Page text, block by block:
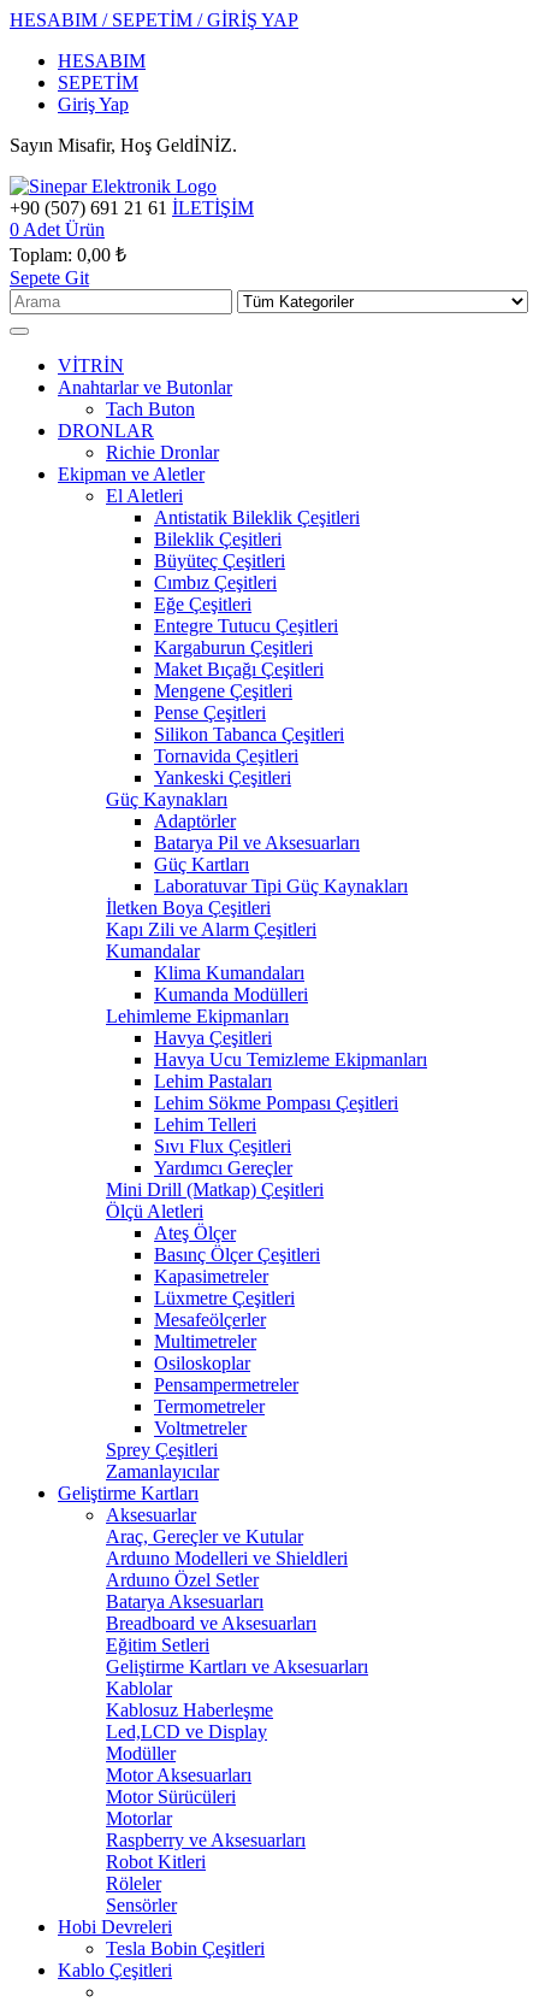
HESABIM / SEPETİM / GİRİŞ YAP
HESABIM
SEPETİM
Giriş Yap
Sayın Misafir, Hoş GeldİNİZ.
+90 (507) 691 21 61 İLETİŞİM
0 Adet Ürün
Toplam: 0,00 ₺
Sepete Git
VİTRİN
Anahtarlar ve Butonlar
Tach Buton
DRONLAR
Richie Dronlar
Ekipman ve Aletler
El Aletleri
Antistatik Bileklik Çeşitleri
Bileklik Çeşitleri
Büyüteç Çeşitleri
Cımbız Çeşitleri
Eğe Çeşitleri
Entegre Tutucu Çeşitleri
Kargaburun Çeşitleri
Maket Bıçağı Çeşitleri
Mengene Çeşitleri
Pense Çeşitleri
Silikon Tabanca Çeşitleri
Tornavida Çeşitleri
Yankeski Çeşitleri
Güç Kaynakları
Adaptörler
Batarya Pil ve Aksesuarları
Güç Kartları
Laboratuvar Tipi Güç Kaynakları
İletken Boya Çeşitleri
Kapı Zili ve Alarm Çeşitleri
Kumandalar
Klima Kumandaları
Kumanda Modülleri
Lehimleme Ekipmanları
Havya Çeşitleri
Havya Ucu Temizleme Ekipmanları
Lehim Pastaları
Lehim Sökme Pompası Çeşitleri
Lehim Telleri
Sıvı Flux Çeşitleri
Yardımcı Gereçler
Mini Drill (Matkap) Çeşitleri
Ölçü Aletleri
Ateş Ölçer
Basınç Ölçer Çeşitleri
Kapasimetreler
Lüxmetre Çeşitleri
Mesafeölçerler
Multimetreler
Osiloskoplar
Pensampermetreler
Termometreler
Voltmetreler
Sprey Çeşitleri
Zamanlayıcılar
Geliştirme Kartları
Aksesuarlar
Araç, Gereçler ve Kutular
Arduıno Modelleri ve Shieldleri
Arduıno Özel Setler
Batarya Aksesuarları
Breadboard ve Aksesuarları
Eğitim Setleri
Geliştirme Kartları ve Aksesuarları
Kablolar
Kablosuz Haberleşme
Led,LCD ve Display
Modüller
Motor Aksesuarları
Motor Sürücüleri
Motorlar
Raspberry ve Aksesuarları
Robot Kitleri
Röleler
Sensörler
Hobi Devreleri
Tesla Bobin Çeşitleri
Kablo Çeşitleri